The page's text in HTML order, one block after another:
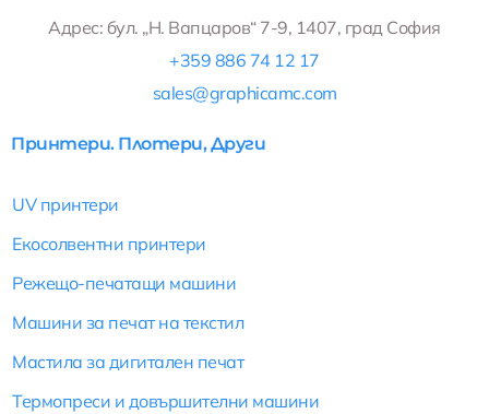
c
e
b
o
o
k
n
k
e
d
i
n
s
t
a
g
Адрес: бул. „Н. Вапцаров“ 7-9, 1407, град София
+359 886 74 12 17
sales@graphicamc.com
Принтери. Плотери, Други
UV принтери
Екосолвентни принтери
Режещо-печатащи машини
Машини за печат на текстил
Мастила за дигитален печат
Термопреси и довършителни машини